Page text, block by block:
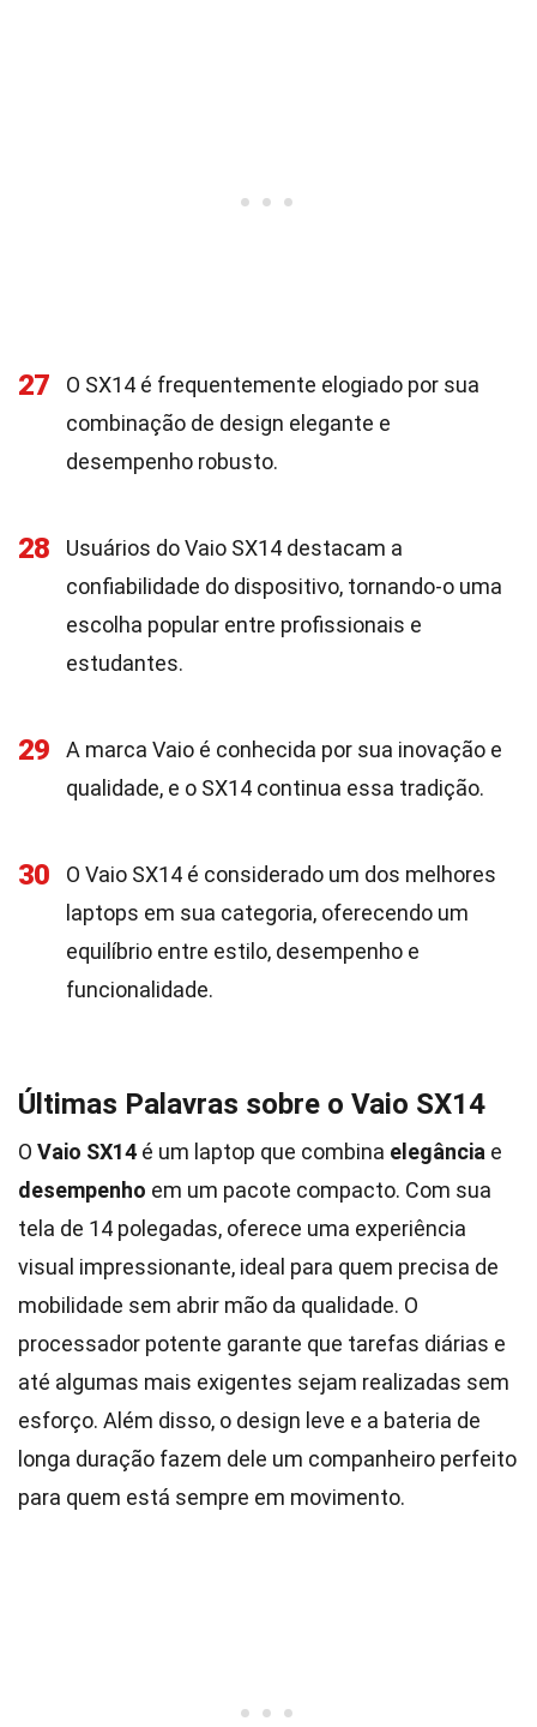
27
O SX14 é frequentemente elogiado por sua
combinação de design elegante e
desempenho robusto.
28
Usuários do Vaio SX14 destacam a
confiabilidade do dispositivo, tornando-o uma
escolha popular entre profissionais e
estudantes.
29
A marca Vaio é conhecida por sua inovação e
qualidade, e o SX14 continua essa tradição.
30
O Vaio SX14 é considerado um dos melhores
laptops em sua categoria, oferecendo um
equilíbrio entre estilo, desempenho e
funcionalidade.
Últimas Palavras sobre o Vaio SX14
O Vaio SX14 é um laptop que combina elegância e
desempenho em um pacote compacto. Com sua
tela de 14 polegadas, oferece uma experiência
visual impressionante, ideal para quem precisa de
mobilidade sem abrir mão da qualidade. O
processador potente garante que tarefas diárias e
até algumas mais exigentes sejam realizadas sem
esforço. Além disso, o design leve e a bateria de
longa duração fazem dele um companheiro perfeito
para quem está sempre em movimento.